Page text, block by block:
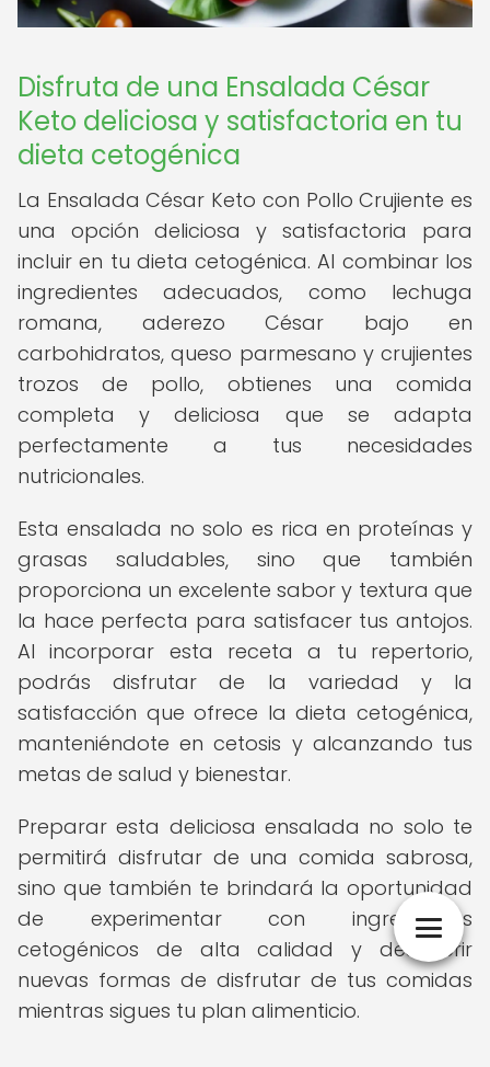
Disfruta de una Ensalada César
Keto deliciosa y satisfactoria en tu
dieta cetogénica
La Ensalada César Keto con Pollo Crujiente es
una opción deliciosa y satisfactoria para
incluir en tu dieta cetogénica. Al combinar los
ingredientes adecuados, como lechuga
romana, aderezo César bajo en
carbohidratos, queso parmesano y crujientes
trozos de pollo, obtienes una comida
completa y deliciosa que se adapta
perfectamente a tus necesidades
nutricionales.
Esta ensalada no solo es rica en proteínas y
grasas saludables, sino que también
proporciona un excelente sabor y textura que
la hace perfecta para satisfacer tus antojos.
Al incorporar esta receta a tu repertorio,
podrás disfrutar de la variedad y la
satisfacción que ofrece la dieta cetogénica,
manteniéndote en cetosis y alcanzando tus
metas de salud y bienestar.
Preparar esta deliciosa ensalada no solo te
permitirá disfrutar de una comida sabrosa,
sino que también te brindará la oportunidad
de experimentar con ingredientes
cetogénicos de alta calidad y descubrir
nuevas formas de disfrutar de tus comidas
mientras sigues tu plan alimenticio.